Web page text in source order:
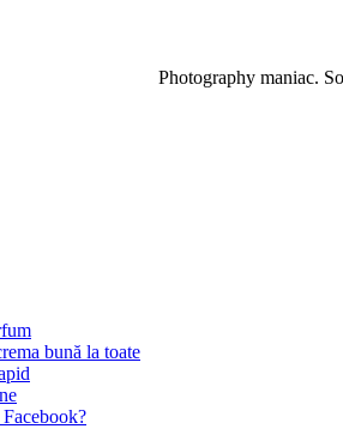
Photography maniac.
bună la toate